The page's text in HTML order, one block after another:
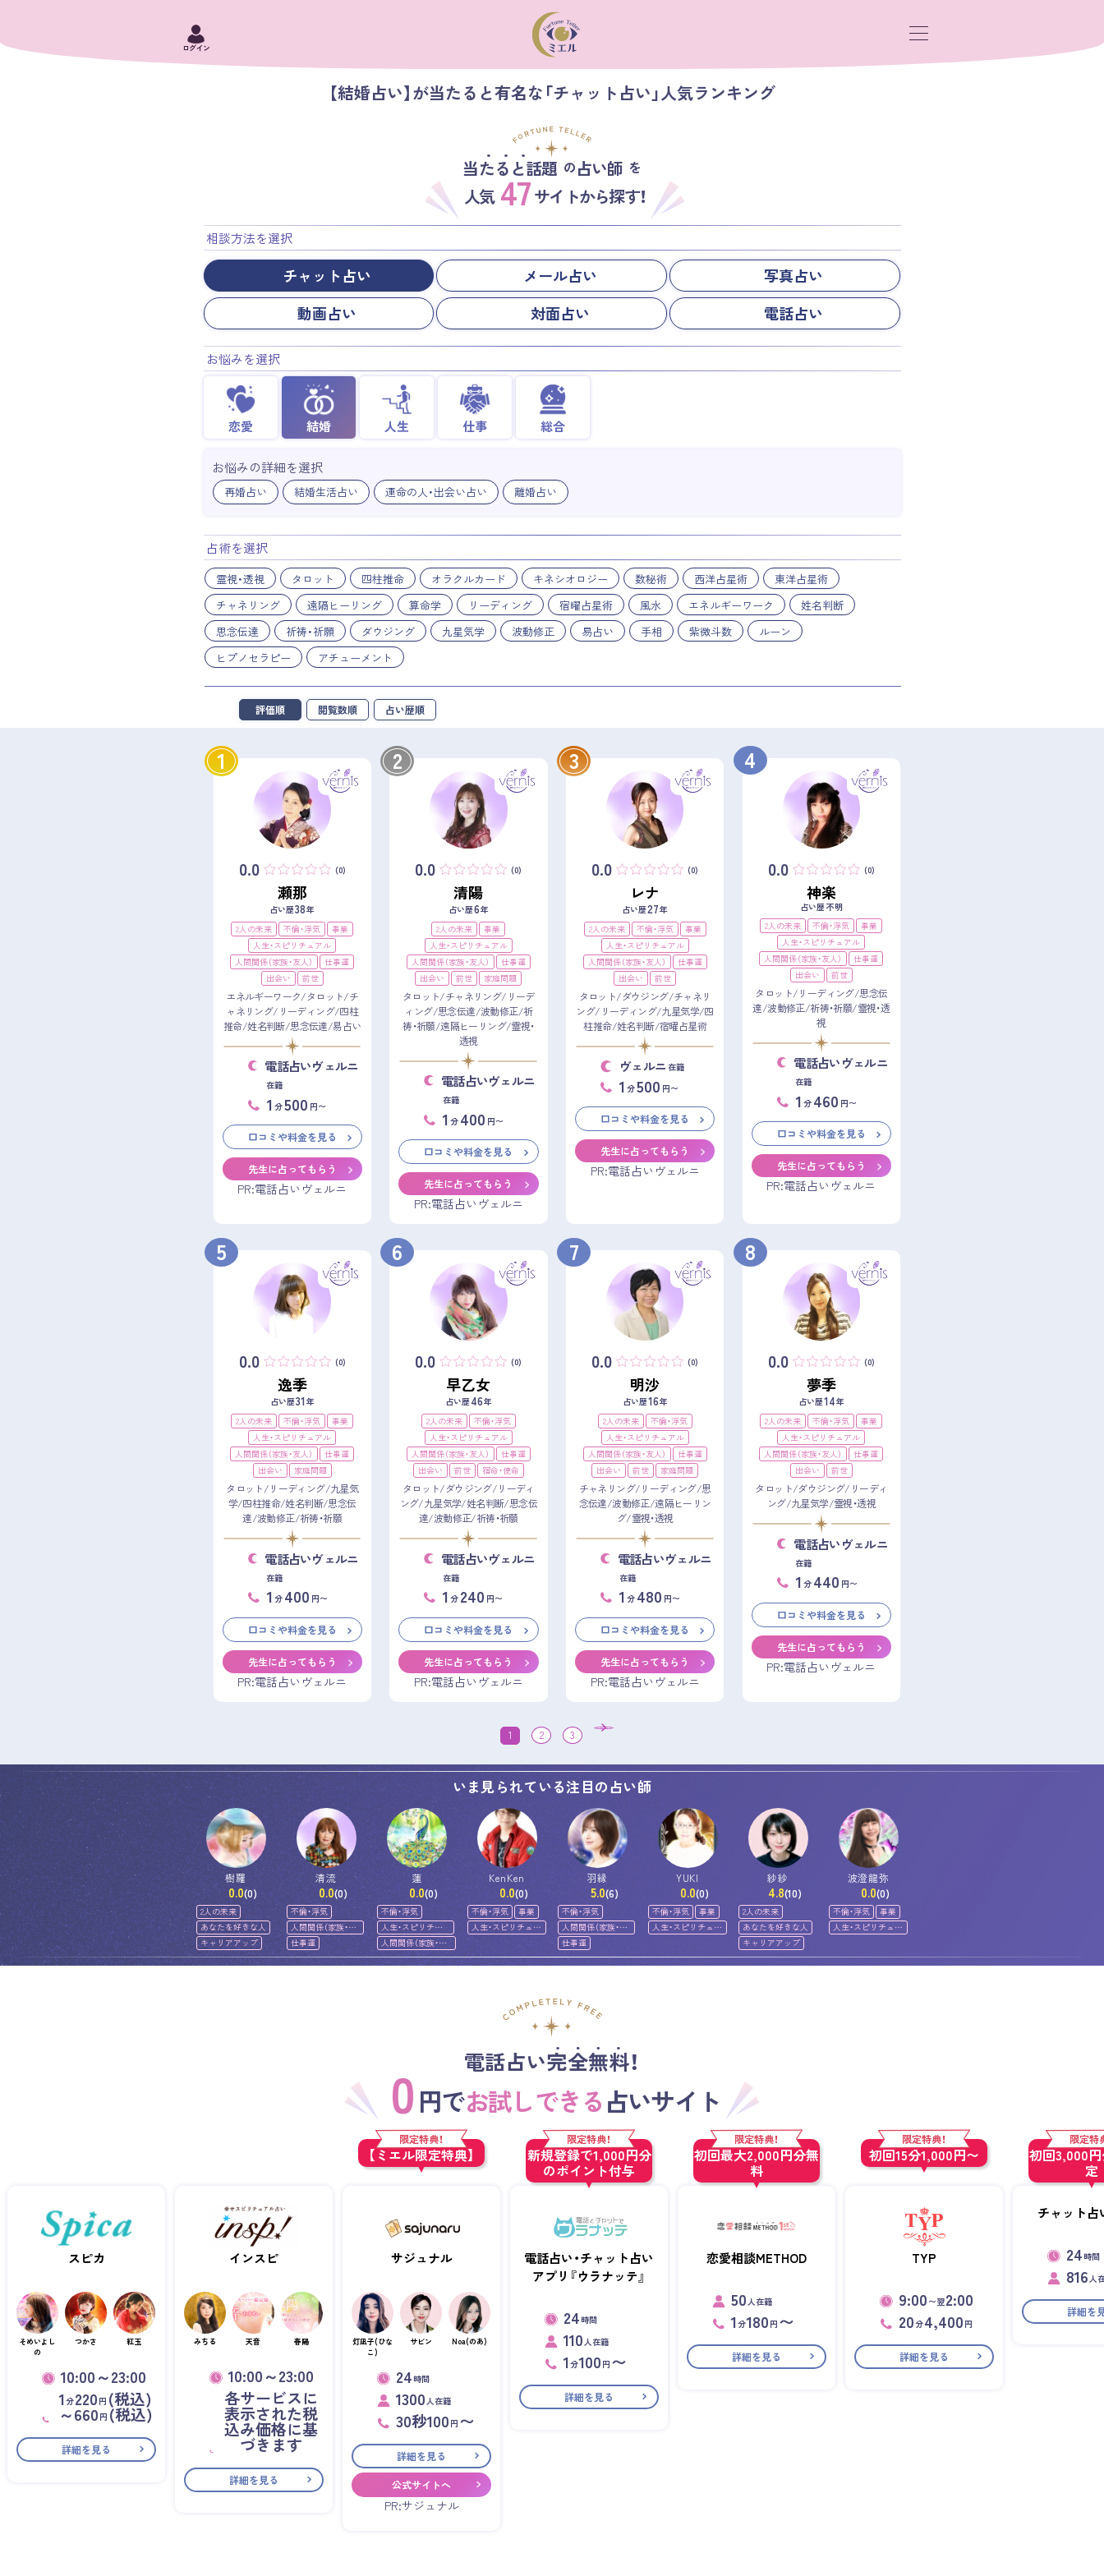
ログイン
【結婚占い】が当たると有名な「チャット占い」人気ランキング
当たると話題 の占い師 を
人気 47 サイトから探す！
相談方法を選択
チャット占い メール占い
写真占い
動画占い
対面占い 電話占い
お悩みを選択
恋愛 結婚 人生 仕事 総合
お悩みの詳細を選択
再婚占い 結婚生活占い 運命の人・出会い占い 離婚占い
占術を選択
霊視・透視 タロット 四柱推命 オラクルカード キネシオロジー 数秘術 西洋占星術
東洋占星術
チャネリング
遠隔ヒーリング 算命学 リーディング 宿曜占星術 風水 エネルギーワーク
姓名判断
思念伝達
祈祷・祈願 ダウジング 九星気学 波動修正 易占い 手相 紫微斗数
ルーン
ヒプノセラピー
アチューメント
評価順 閲覧数順 占い歴順
1
0.0 (0)
瀬那
占い歴38年
2人の未来
不倫・浮気
事業
人生・スピリチュアル
人間関係（家族・友人）
仕事運
出会い
前世
エネルギーワーク/タロット/チ
ャネリング/リーディング/四柱
推命/姓名判断/思念伝達/易占い
電話占いヴェルニ
在籍
1 分500 円〜
口コミや料金を見る
先生に占ってもらう
PR:電話占いヴェルニ
2
0.0 (0)
清陽
占い歴6年
2人の未来
事業
人生・スピリチュアル
人間関係（家族・友人）
仕事運
出会い
前世 家庭問題
タロット/チャネリング/リーデ
ィング/思念伝達/波動修正/祈
祷・祈願/遠隔ヒーリング/霊視・
透視
電話占いヴェルニ
在籍
1 分 400 円〜
口コミや料金を見る
先生に占ってもらう
PR:電話占いヴェルニ
3
0.0 (0)
レナ
占い歴27年
2人の未来
不倫・浮気
事業
人生・スピリチュアル
人間関係（家族・友人）
仕事運
出会い
前世
タロット/ダウジング/チャネリ
ング/リーディング/九星気学/四
柱推命/姓名判断/宿曜占星術
ヴェルニ 在籍
1 分500 円〜
口コミや料金を見る
先生に占ってもらう
PR:電話占いヴェルニ
4
0.0 (0)
神楽
占い歴 不明
2人の未来
不倫・浮気
事業
人生・スピリチュアル
人間関係（家族・友人）
仕事運
出会い
前世
タロット/リーディング/思念伝
達/波動修正/祈祷・祈願/霊視・透
視
電話占いヴェルニ
在籍
1 分 460 円〜
口コミや料金を見る
先生に占ってもらう
PR:電話占いヴェルニ
5
0.0 (0)
逸季
占い歴31年
2人の未来
不倫・浮気
事業
人生・スピリチュアル
人間関係（家族・友人）
仕事運
出会い
家庭問題
タロット/リーディング/九星気
学/四柱推命/姓名判断/思念伝
達/波動修正/祈祷・祈願
電話占いヴェルニ
在籍
1 分 400 円〜
口コミや料金を見る
先生に占ってもらう
PR:電話占いヴェルニ
6
0.0 (0)
早乙女
占い歴46年
2人の未来
不倫・浮気
人生・スピリチュアル
人間関係（家族・友人）
仕事運
出会い
前世 宿命・使命
タロット/ダウジング/リーディ
ング/九星気学/姓名判断/思念伝
達/波動修正/祈祷・祈願
電話占いヴェルニ
在籍
1 分 240 円〜
口コミや料金を見る
先生に占ってもらう
PR:電話占いヴェルニ
7
0.0 (0)
明沙
占い歴16年
2人の未来
不倫・浮気
人生・スピリチュアル
人間関係（家族・友人）
仕事運
出会い
前世 家庭問題
チャネリング/リーディング/思
念伝達/波動修正/遠隔ヒーリン
グ/霊視・透視
電話占いヴェルニ
在籍
1 分 480 円〜
口コミや料金を見る
先生に占ってもらう
PR:電話占いヴェルニ
8
0.0 (0)
夢季
占い歴14年
2人の未来
不倫・浮気
事業
人生・スピリチュアル
人間関係（家族・友人）
仕事運
出会い
前世
タロット/ダウジング/リーディ
ング/九星気学/霊視・透視
電話占いヴェルニ
在籍
1 分 440 円〜
口コミや料金を見る
先生に占ってもらう
PR:電話占いヴェルニ
1 2 3
いま見られている注目の占い師
樹羅
0.0(0)
2人の未来
あなたを好きな人
キャリアアップ
清流
0.0(0)
不倫・浮気
人間関係（家族・友
人）
仕事運
蓮
0.0(0)
不倫・浮気
人生・スピリチュ
アル
人間関係（家族・友
人）
KenKen
0.0(0)
不倫・浮気
事業
人生・スピリチュア
ル
羽縁
5.0(6)
不倫・浮気
人間関係（家族・友
人）
仕事運
YUKI
0.0(0)
不倫・浮気
事業
人生・スピリチュア
ル
紗紗
4.8(10)
2人の未来
あなたを好きな人
キャリアアップ
波澄龍弥
0.0(0)
不倫・浮気
事業
人生・スピリチュア
ル
電話占い完全無料！
0 円でお試しできる占いサイト
スピカ
そめいよし
の
つかさ 紅玉
10:00～23:00
1分220 円 (税込)
～660 円 (税込)
詳細を見る
インスピ
みちる 天音 春陽
10:00～23:00
各サービスに
表示された税
込み価格に基
づきます
詳細を見る
限定特典！
【ミエル限定特典】
サジュナル
灯凪子(ひな
こ)
サビン Noa(のあ)
24 時間
1300人在籍
30秒100 円 〜
詳細を見る
公式サイトへ
PR:サジュナル
限定特典！
新規登録で1,000円分
のポイント付与
電話占い・チャット占い
アプリ『ウラナッテ』
24 時間
110人在籍
1分100 円 〜
詳細を見る
限定特典！
初回最大2,000円分無
料
恋愛相談METHOD
50人在籍
1分180 円 〜
詳細を見る
限定特典！
初回15分1,000円〜
TYP
9:00 〜翌2:00
20分4,400 円
詳細を見る
限定特
初回3,000
定
チャット占
24 時間
816人
詳細を